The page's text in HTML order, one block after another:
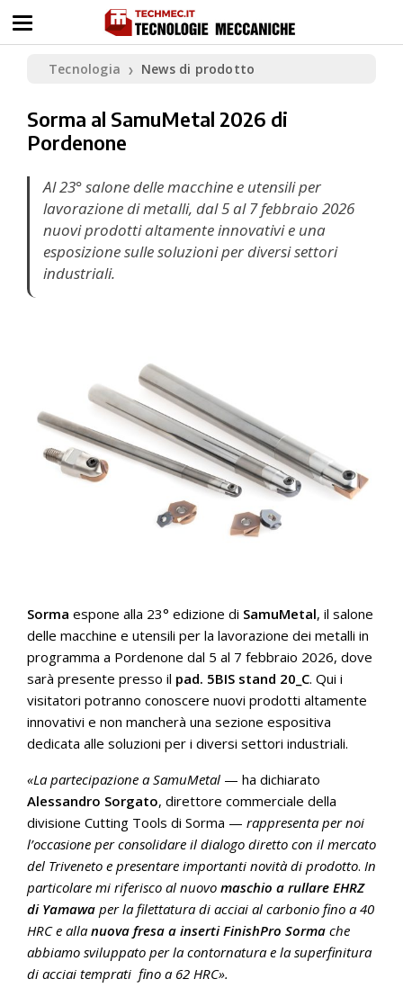
Tecnologia ❯ News di prodotto
Sorma al SamuMetal 2026 di
Pordenone
Al 23° salone delle macchine e utensili per
lavorazione di metalli, dal 5 al 7 febbraio 2026
nuovi prodotti altamente innovativi e una
esposizione sulle soluzioni per diversi settori
industriali.
Sorma espone alla 23° edizione di SamuMetal, il salone
delle macchine e utensili per la lavorazione dei metalli in
programma a Pordenone dal 5 al 7 febbraio 2026, dove
sarà presente presso il pad. 5BIS stand 20_C. Qui i
visitatori potranno conoscere nuovi prodotti altamente
innovativi e non mancherà una sezione espositiva
dedicata alle soluzioni per i diversi settori industriali.
«La partecipazione a SamuMetal — ha dichiarato
Alessandro Sorgato, direttore commerciale della
divisione Cutting Tools di Sorma — rappresenta per noi
l’occasione per consolidare il dialogo diretto con il mercato
del Triveneto e presentare importanti novità di prodotto. In
particolare mi riferisco al nuovo maschio a rullare EHRZ
di Yamawa per la filettatura di acciai al carbonio fino a 40
HRC e alla nuova fresa a inserti FinishPro Sorma che
abbiamo sviluppato per la contornatura e la superfinitura
di acciai temprati fino a 62 HRC».